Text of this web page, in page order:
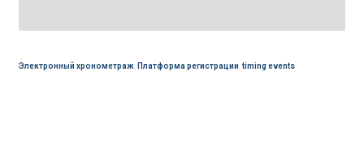
Электронный хронометраж, Платформа регистрации,timing events